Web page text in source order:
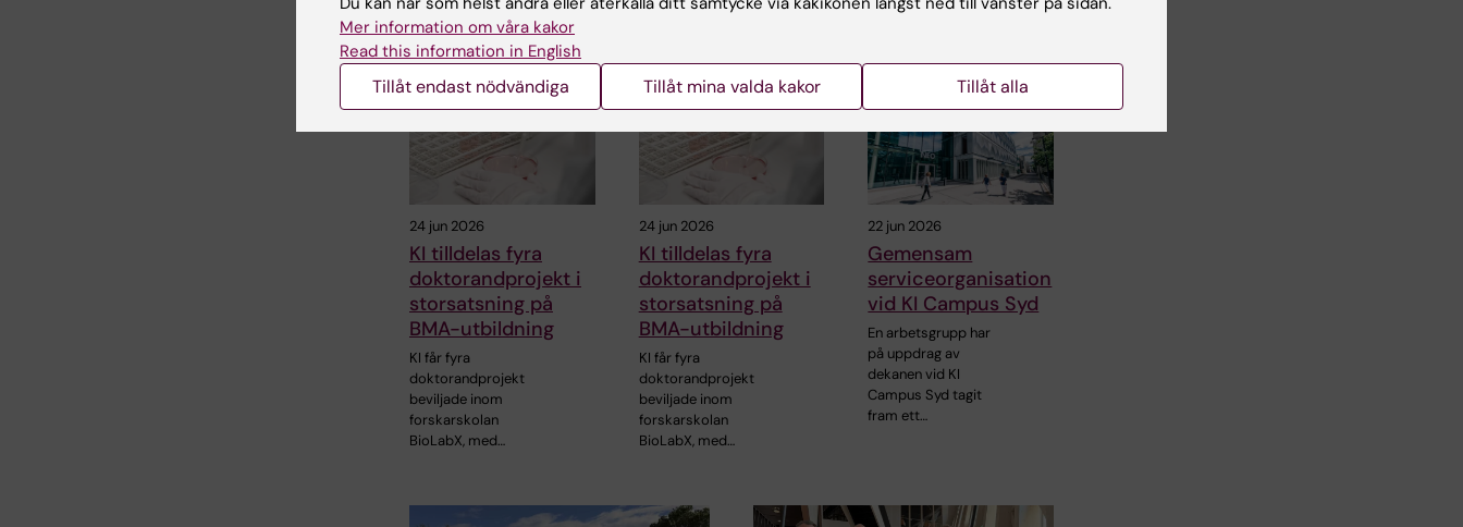
mikrovolymanalys…
24 jun 2026
KI tilldelas fyra
doktorandprojekt i
storsatsning på
BMA-utbildning
KI får fyra
doktorandprojekt
beviljade inom
forskarskolan
BioLabX, med…
24 jun 2026
KI tilldelas fyra
doktorandprojekt i
storsatsning på
BMA-utbildning
KI får fyra
doktorandprojekt
beviljade inom
forskarskolan
BioLabX, med…
22 jun 2026
Gemensam
serviceorganisation
vid KI Campus Syd
En arbetsgrupp har
på uppdrag av
dekanen vid KI
Campus Syd tagit
fram ett…
Mer information om våra kakor
Read this information in English
Tillåt endast nödvändiga Tillåt mina valda kakor Tillåt alla